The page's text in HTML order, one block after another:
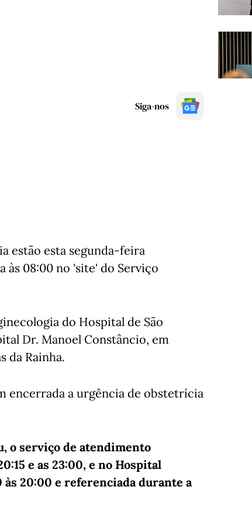
Siga-nos
estão esta segunda-feira
às 08:00 no 'site' do Serviço
do Hospital de São
Dr. Manoel Constâncio, em
da Rainha.
encerrada a urgência de obstetrícia
o serviço de atendimento
e as 23:00, e no Hospital
20:00 e referenciada durante a